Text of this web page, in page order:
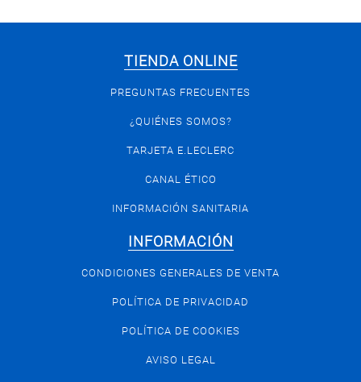
TIENDA ONLINE
PREGUNTAS FRECUENTES
¿QUIÉNES SOMOS?
TARJETA E.LECLERC
CANAL ÉTICO
INFORMACIÓN SANITARIA
INFORMACIÓN
CONDICIONES GENERALES DE VENTA
POLÍTICA DE PRIVACIDAD
POLÍTICA DE COOKIES
AVISO LEGAL